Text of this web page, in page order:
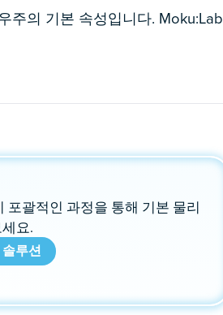
주의 기본 속성입니다. Moku:Lab
포괄적인 과정을 통해 기본 물리
요.
루션